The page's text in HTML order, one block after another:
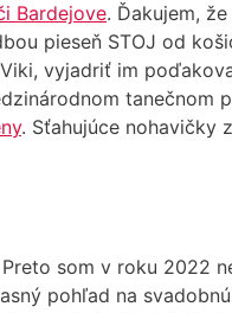
Bardejove. Ďakujem,
pieseň STOJ od
vyjadriť im
tanečnom
. Sťahujúce nohavičky
som v roku 2022
pohľad na